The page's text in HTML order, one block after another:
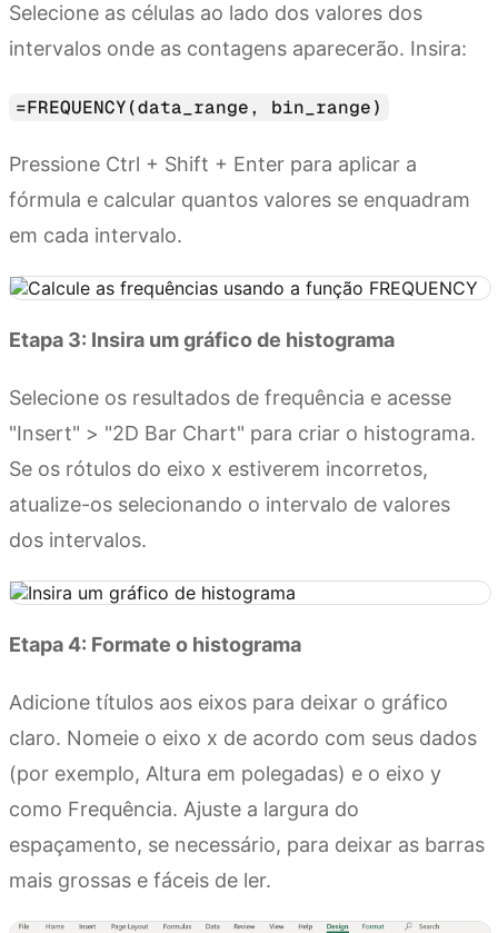
Selecione as células ao lado dos valores dos
intervalos onde as contagens aparecerão. Insira:
=FREQUENCY(data_range, bin_range)
Pressione Ctrl + Shift + Enter para aplicar a
fórmula e calcular quantos valores se enquadram
em cada intervalo.
Etapa 3: Insira um gráfico de histograma
Selecione os resultados de frequência e acesse
"Insert" > "2D Bar Chart" para criar o histograma.
Se os rótulos do eixo x estiverem incorretos,
atualize-os selecionando o intervalo de valores
dos intervalos.
Etapa 4: Formate o histograma
Adicione títulos aos eixos para deixar o gráfico
claro. Nomeie o eixo x de acordo com seus dados
(por exemplo, Altura em polegadas) e o eixo y
como Frequência. Ajuste a largura do
espaçamento, se necessário, para deixar as barras
mais grossas e fáceis de ler.